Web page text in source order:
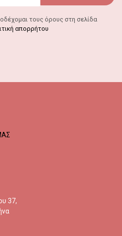
τους όρους στη σελίδα
απορρήτου
37,